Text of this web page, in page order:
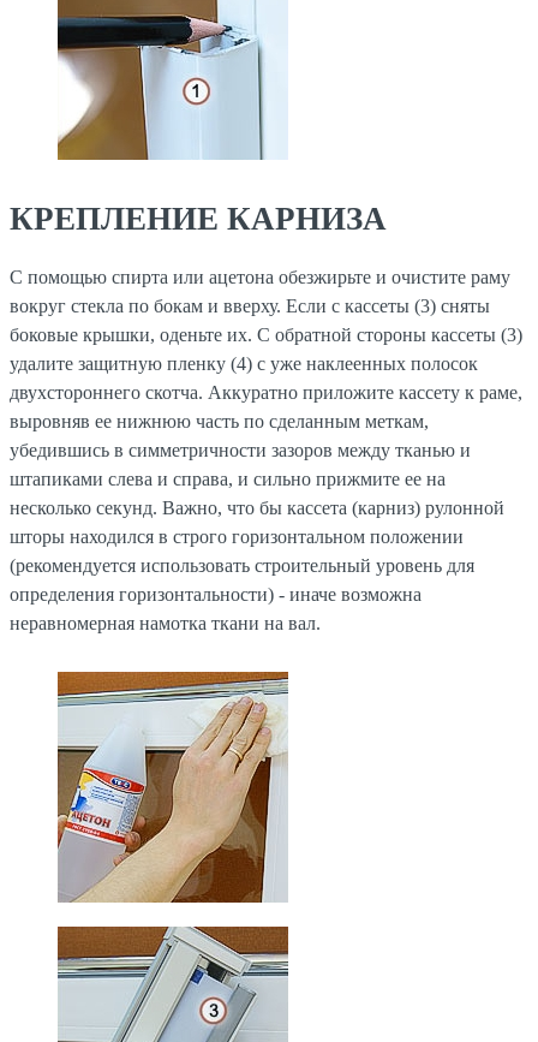
КРЕПЛЕНИЕ КАРНИЗА
С помощью спирта или ацетона обезжирьте и очистите раму
вокруг стекла по бокам и вверху. Если с кассеты (3) сняты
боковые крышки, оденьте их. С обратной стороны кассеты (3)
удалите защитную пленку (4) с уже наклеенных полосок
двухстороннего скотча. Аккуратно приложите кассету к раме,
выровняв ее нижнюю часть по сделанным меткам,
убедившись в симметричности зазоров между тканью и
штапиками слева и справа, и сильно прижмите ее на
несколько секунд. Важно, что бы кассета (карниз) рулонной
шторы находился в строго горизонтальном положении
(рекомендуется использовать строительный уровень для
определения горизонтальности) - иначе возможна
неравномерная намотка ткани на вал.